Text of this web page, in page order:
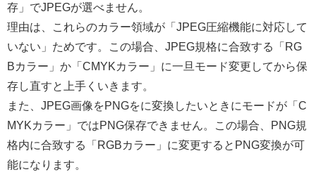
存」でJPEGが選べません。
理由は、これらのカラー領域が「JPEG圧縮機能に対応して
いない」ためです。この場合、JPEG規格に合致する「RG
Bカラー」か「CMYKカラー」に一旦モード変更してから保
存し直すと上手くいきます。
また、JPEG画像をPNGをに変換したいときにモードが「C
MYKカラー」ではPNG保存できません。この場合、PNG規
格内に合致する「RGBカラー」に変更するとPNG変換が可
能になります。